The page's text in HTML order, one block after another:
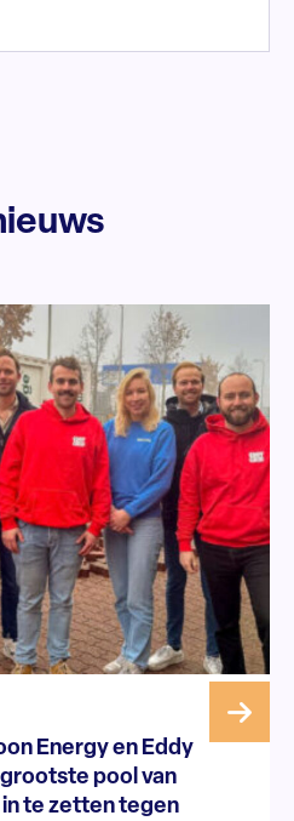
Energy en Eddy
grootste pool van
te zetten tegen